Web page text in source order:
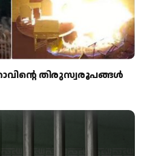
തിരുസ്വരൂപങ്ങൾ